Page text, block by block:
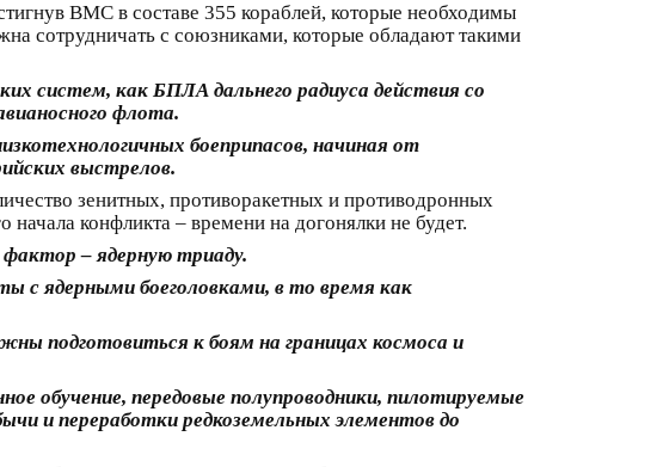
ВМС в составе 355 кораблей, которые необходимы
сотрудничать с союзниками, которые обладают такими
систем, как БПЛА дальнего радиуса действия со
флота.
боеприпасов, начиная от
выстрелов.
зенитных, противоракетных и противодронных
конфликта – времени на догонялки не будет.
– ядерную триаду.
с ядерными боеголовками, в то время как
подготовиться к боям на границах космоса и
обучение, передовые полупроводники, пилотируемые
и переработки редкоземельных элементов до